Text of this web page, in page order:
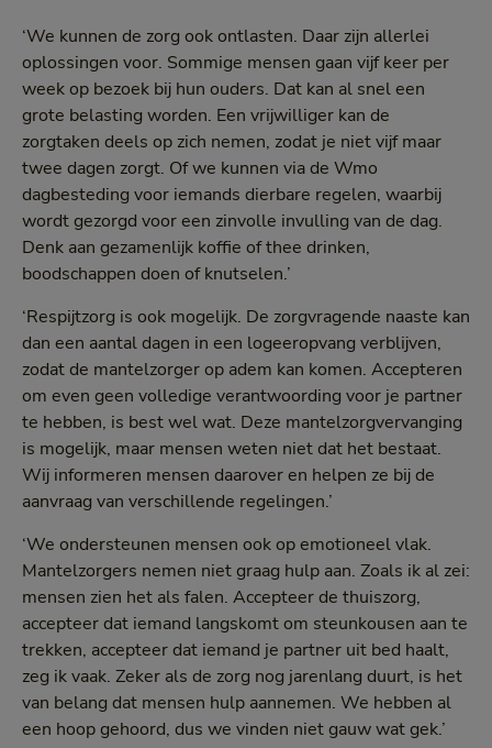
‘We kunnen de zorg ook ontlasten. Daar zijn allerlei
oplossingen voor. Sommige mensen gaan vijf keer per
week op bezoek bij hun ouders. Dat kan al snel een
grote belasting worden. Een vrijwilliger kan de
zorgtaken deels op zich nemen, zodat je niet vijf maar
twee dagen zorgt. Of we kunnen via de Wmo
dagbesteding voor iemands dierbare regelen, waarbij
wordt gezorgd voor een zinvolle invulling van de dag.
Denk aan gezamenlijk koffie of thee drinken,
boodschappen doen of knutselen.’
‘Respijtzorg is ook mogelijk. De zorgvragende naaste kan
dan een aantal dagen in een logeeropvang verblijven,
zodat de mantelzorger op adem kan komen. Accepteren
om even geen volledige verantwoording voor je partner
te hebben, is best wel wat. Deze mantelzorgvervanging
is mogelijk, maar mensen weten niet dat het bestaat.
Wij informeren mensen daarover en helpen ze bij de
aanvraag van verschillende regelingen.’
‘We ondersteunen mensen ook op emotioneel vlak.
Mantelzorgers nemen niet graag hulp aan. Zoals ik al zei:
mensen zien het als falen. Accepteer de thuiszorg,
accepteer dat iemand langskomt om steunkousen aan te
trekken, accepteer dat iemand je partner uit bed haalt,
zeg ik vaak. Zeker als de zorg nog jarenlang duurt, is het
van belang dat mensen hulp aannemen. We hebben al
een hoop gehoord, dus we vinden niet gauw wat gek.’